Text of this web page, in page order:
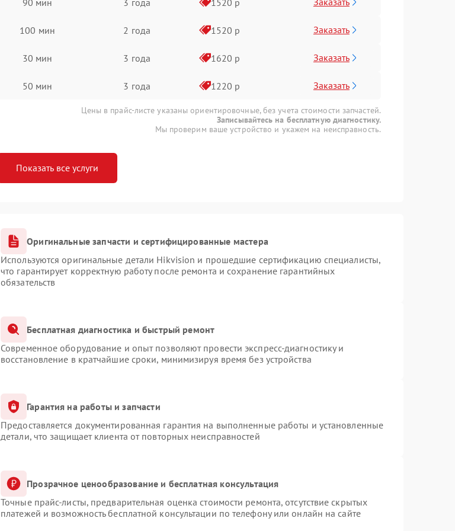
100 мин 2 года 1520 р Заказать
30 мин 3 года 1620 р Заказать
50 мин 3 года 1220 р Заказать
Цены в прайс-листе указаны ориентировочные, без учета стоимости запчастей.
Записывайтесь на бесплатную диагностику.
Мы проверим ваше устройство и укажем на неисправность.
Показать все услуги
Оригинальные запчасти и сертифицированные мастера
Используются оригинальные детали Hikvision и прошедшие сертификацию специалисты,
что гарантирует корректную работу после ремонта и сохранение гарантийных
обязательств
Бесплатная диагностика и быстрый ремонт
Современное оборудование и опыт позволяют провести экспресс-диагностику и
восстановление в кратчайшие сроки, минимизируя время без устройства
Гарантия на работы и запчасти
Предоставляется документированная гарантия на выполненные работы и установленные
детали, что защищает клиента от повторных неисправностей
Прозрачное ценообразование и бесплатная консультация
Точные прайс-листы, предварительная оценка стоимости ремонта, отсутствие скрытых
платежей и возможность бесплатной консультации по телефону или онлайн на сайте